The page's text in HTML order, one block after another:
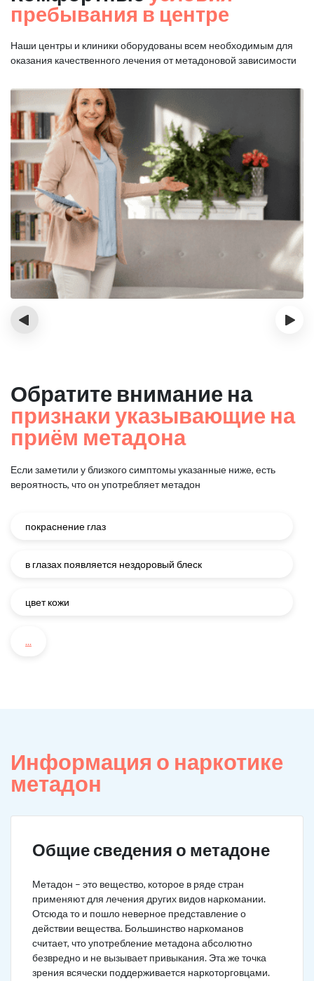
пребывания в центре
Наши центры и клиники оборудованы всем необходимым для
оказания качественного лечения от метадоновой зависимости
‹ ›
Обратите внимание на
признаки указывающие на
приём метадона
Если заметили у близкого симптомы указанные ниже, есть
вероятность, что он употребляет метадон
покраснение глаз
в глазах появляется нездоровый блеск
цвет кожи
...
Информация о наркотике
метадон
Общие сведения о метадоне
Метадон – это вещество, которое в ряде стран
применяют для лечения других видов наркомании.
Отсюда то и пошло неверное представление о
действии вещества. Большинство наркоманов
считает, что употребление метадона абсолютно
безвредно и не вызывает привыкания. Эта же точка
зрения всячески поддерживается наркоторговцами.